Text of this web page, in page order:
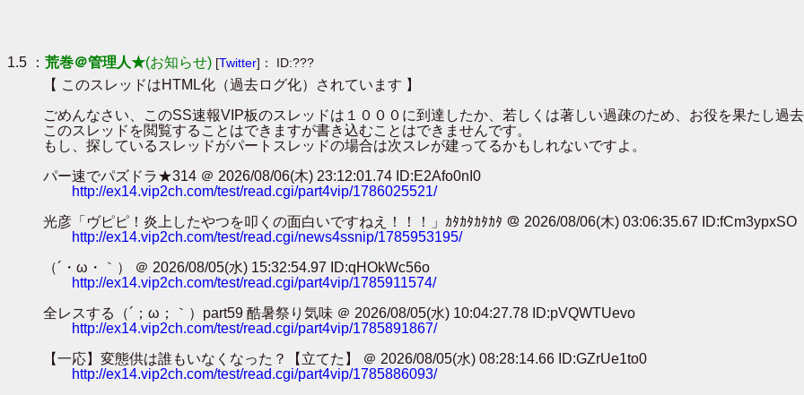
1.5 ： 荒巻＠管理人★(お知らせ) [Twitter]： ID:???
【 このスレッドはHTML化（過去ログ化）されています 】
ごめんなさい、このSS速報VIP板のスレッドは１０００に到達したか、若しくは著しい過疎のため、お役を果たし過
このスレッドを閲覧することはできますが書き込むことはできませんです。
もし、探しているスレッドがパートスレッドの場合は次スレが建ってるかもしれないですよ。
パー速でパズドラ★314 ＠ 2026/08/06(木) 23:12:01.74 ID:E2Afo0nI0
http://ex14.vip2ch.com/test/read.cgi/part4vip/1786025521/
光彦「ヴピピ！炎上したやつを叩くの面白いですねえ！！！」ｶﾀｶﾀｶﾀｶﾀ ＠ 2026/08/06(木) 03:06:35.67 ID:fCm3ypxSO
http://ex14.vip2ch.com/test/read.cgi/news4ssnip/1785953195/
（´・ω・｀） ＠ 2026/08/05(水) 15:32:54.97 ID:qHOkWc56o
http://ex14.vip2ch.com/test/read.cgi/part4vip/1785911574/
全レスする（´；ω；｀）part59 酷暑祭り気味 ＠ 2026/08/05(水) 10:04:27.78 ID:pVQWTUevo
http://ex14.vip2ch.com/test/read.cgi/part4vip/1785891867/
【一応】変態供は誰もいなくなった？【立てた】 ＠ 2026/08/05(水) 08:28:14.66 ID:GZrUe1to0
http://ex14.vip2ch.com/test/read.cgi/part4vip/1785886093/